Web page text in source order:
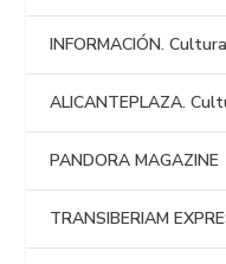
INFORMACIÓN. Cultura
ALICANTEPLAZA.
PANDORA MAGAZINE
TRANSIBERIAM